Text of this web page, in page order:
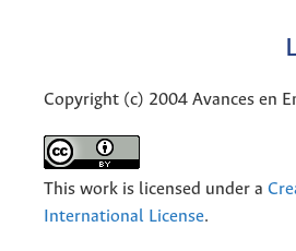
Copyright (c) 2004 Avances en
This work is licensed under a
International License.